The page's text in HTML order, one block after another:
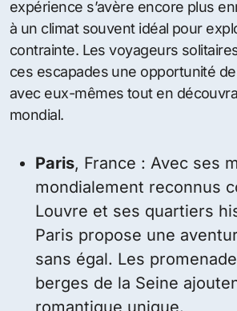
expérience s’avère encore plus
à un climat souvent idéal pour
contrainte. Les voyageurs
ces escapades une opportunité
avec eux-mêmes tout en
mondial.
Paris, France : Avec ses
mondialement reconnus
Louvre et ses quartiers
Paris propose une
sans égal. Les
berges de la Seine